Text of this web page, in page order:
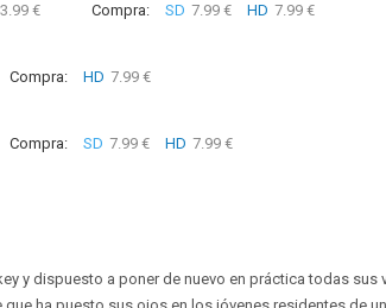
3.99 € Compra: SD 7.99 € HD 7.99 €
Compra: HD 7.99 €
Compra: SD 7.99 € HD 7.99 €
y dispuesto a poner de nuevo en práctica todas sus